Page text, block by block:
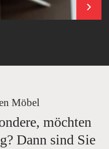
Möbel
möchten
Dann sind Sie